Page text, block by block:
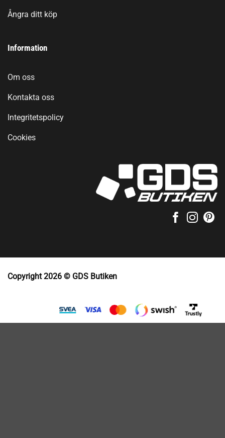
Ångra ditt köp
Information
Om oss
Kontakta oss
Integritetspolicy
Cookies
Copyright 2026 © GDS Butiken